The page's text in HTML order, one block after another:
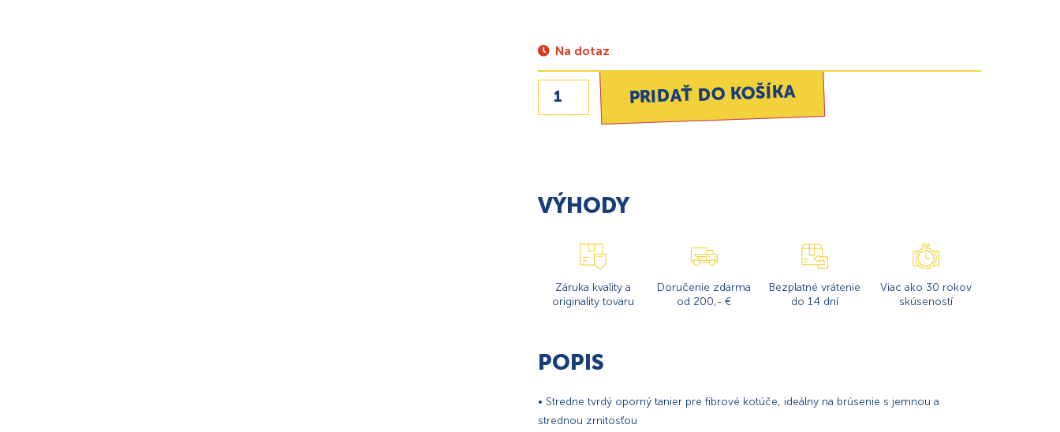
Na dotaz
PRIDAŤ DO KOŠÍKA
VÝHODY
Záruka kvality a
originality tovaru
Doručenie zdarma
od 200,- €
Bezplatné vrátenie
do 14 dní
Viac ako 30 rokov
skúseností
POPIS
• Stredne tvrdý oporný tanier pre fibrové kotúče, ideálny na brúsenie s jemnou a
strednou zrnitosťou